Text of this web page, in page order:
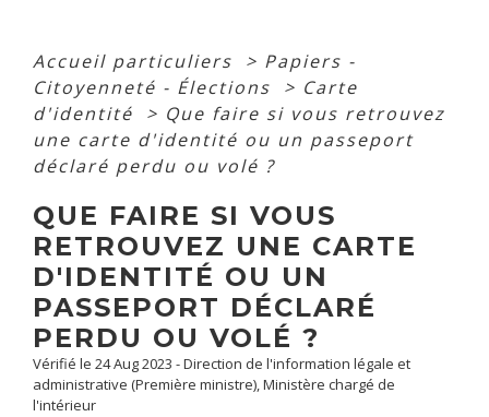
Accueil particuliers > Papiers -
Citoyenneté - Élections
> Carte
d'identité
> Que faire si vous retrouvez
une carte d'identité ou un passeport
déclaré perdu ou volé ?
QUE FAIRE SI VOUS
RETROUVEZ UNE CARTE
D'IDENTITÉ OU UN
PASSEPORT DÉCLARÉ
PERDU OU VOLÉ ?
Vérifié le 24 Aug 2023 - Direction de l'information légale et
administrative (Première ministre), Ministère chargé de
l'intérieur